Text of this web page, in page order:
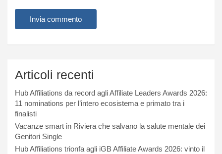
Articoli recenti
Hub Affiliations da record agli Affiliate Leaders Awards 2026:
11 nominations per l’intero ecosistema e primato tra i
finalisti
Vacanze smart in Riviera che salvano la salute mentale dei
Genitori Single
Hub Affiliations trionfa agli iGB Affiliate Awards 2026: vinto il